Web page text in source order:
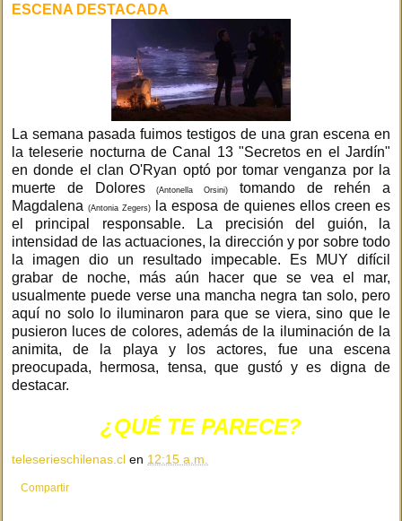
ESCENA DESTACADA
La semana pasada fuimos testigos de una gran escena en
la teleserie nocturna de Canal 13 "Secretos en el Jardín"
en donde el clan O'Ryan optó por tomar venganza por la
muerte de Dolores(Antonella Orsini)
tomando de rehén a
Magdalena(Antonia Zegers)
la esposa de quienes ellos creen es
el principal responsable. La precisión del guión, la
intensidad de las actuaciones, la dirección y por sobre todo
la imagen dio un resultado impecable. Es MUY difícil
grabar de noche, más aún hacer que se vea el mar,
usualmente puede verse una mancha negra tan solo, pero
aquí no solo lo iluminaron para que se viera, sino que le
pusieron luces de colores, además de la iluminación de la
animita, de la playa y los actores, fue una escena
preocupada, hermosa, tensa, que gustó y es digna de
destacar.
¿QUÉ TE PARECE?
teleserieschilenas.cl en 12:15 a.m.
Compartir